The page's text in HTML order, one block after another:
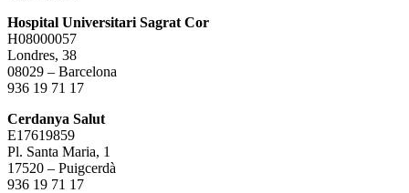
Hospital Universitari Sagrat Cor
H08000057
Londres, 38
08029 – Barcelona
936 19 71 17
Cerdanya Salut
E17619859
Pl. Santa Maria, 1
17520 – Puigcerdà
936 19 71 17